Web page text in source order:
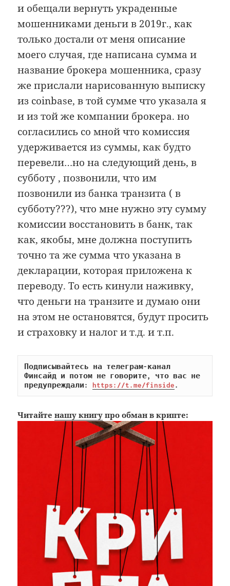
и обещали вернуть украденные
мошенниками деньги в 2019г., как
только достали от меня описание
моего случая, где написана сумма и
название брокера мошенника, сразу
же прислали нарисованную выписку
из coinbase, в той сумме что указала я
и из той же компании брокера. но
согласились со мной что комиссия
удерживается из суммы, как будто
перевели…но на следующий день, в
субботу , позвонили, что им
позвонили из банка транзита ( в
субботу???), что мне нужно эту сумму
комиссии восстановить в банк, так
как, якобы, мне должна поступить
точно та же сумма что указана в
декларации, которая приложена к
переводу. То есть кинули наживку,
что деньги на транзите и думаю они
на этом не остановятся, будут просить
и страховку и налог и т.д. и т.п.
Подписывайтесь на телеграм-канал
Финсайд и потом не говорите, что вас не
предупреждали: https://t.me/finside.
Читайтенашу книгу про обман в крипте: